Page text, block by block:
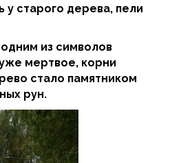
у старого дерева, пели
из символов
мертвое, корни
стало памятником
рун.